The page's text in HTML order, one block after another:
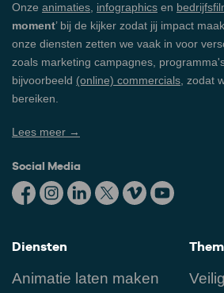
Onze animaties infographics en
moment’ bij de kijker zodat jij impact
onze diensten zetten we vaak in voor
zoals marketing campagnes,
bijvoorbeeld (online) commercials , zodat
bereiken.
Lees meer →
Social Media
Diensten
Animatie laten maken